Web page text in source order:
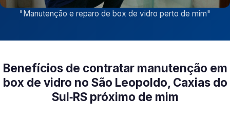
"Manutenção e reparo de box de vidro perto de mim"
Benefícios de contratar manutenção em
box de vidro no São Leopoldo, Caxias do
Sul‑RS próximo de mim